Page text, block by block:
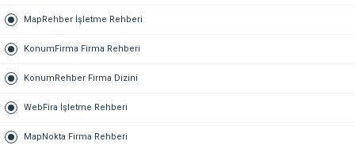
MapRehber İşletme Rehberi
KonumFirma Firma Rehberi
KonumRehber Firma Dizini
WebFira İşletme Rehberi
MapNokta Firma Rehberi